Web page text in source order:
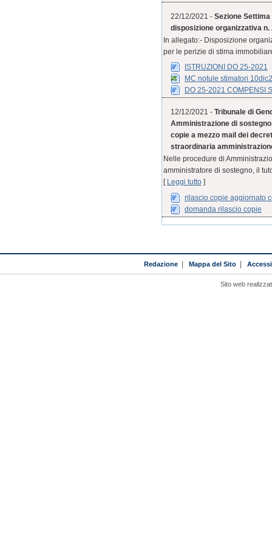
22/12/2021 - Sezione
disposizione organizzativa n.
In allegato:- Disposizione
per le perizie di stima
ISTRUZIONI DO 25-2021
MC notule stimatori
DO 25-2021 COMPENSI
12/12/2021 - Tribunale di
Amministrazione di
copie a mezzo mail dei
straordinaria
Nelle procedure di
amministratore di sostegno, il
Leggi tutto]
rilascio copie aggiornato
domanda rilascio copie
Redazione| Mappa del Sito|
Sito web